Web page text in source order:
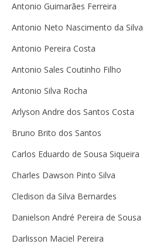
Antonio Guimarães Ferreira
Antonio Neto Nascimento da Silva
Antonio Pereira Costa
Antonio Sales Coutinho Filho
Antonio Silva Rocha
Arlyson Andre dos Santos Costa
Bruno Brito dos Santos
Carlos Eduardo de Sousa Siqueira
Charles Dawson Pinto Silva
Cledison da Silva Bernardes
Danielson André Pereira de Sousa
Darlisson Maciel Pereira